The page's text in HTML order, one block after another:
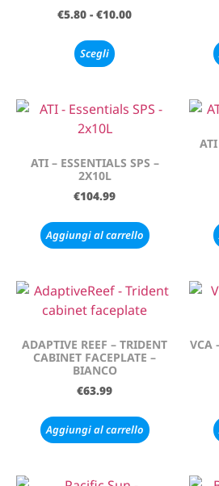
€5.80 - €10.00
Scegli
ATI – ESSENTIALS SPS –
2X10L
€104.99
Aggiungi al carrello
ADAPTIVE REEF – TRIDENT
CABINET FACEPLATE –
BIANCO
€63.99
Aggiungi al carrello
VCA